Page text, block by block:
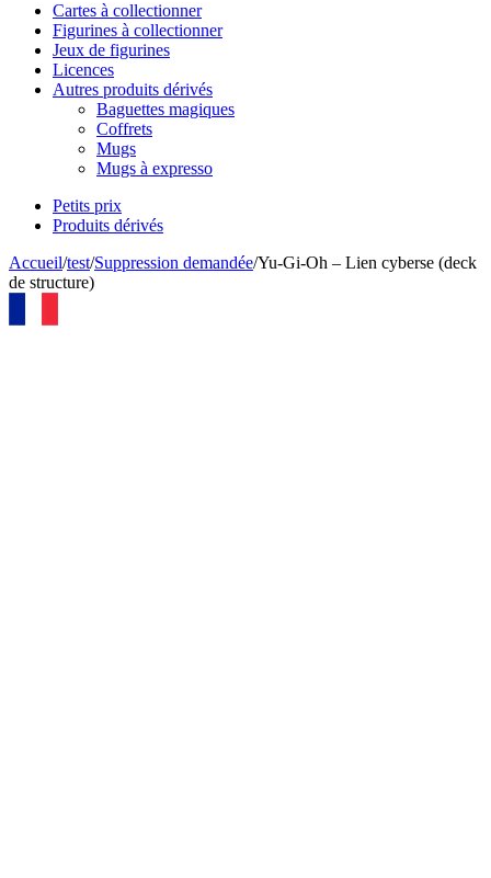
Cartes à collectionner
Figurines à collectionner
Jeux de figurines
Licences
Autres produits dérivés
Baguettes magiques
Coffrets
Mugs
Mugs à expresso
Petits prix
Produits dérivés
Accueil/test/Suppression demandée/Yu-Gi-Oh – Lien cyberse (deck
de structure)